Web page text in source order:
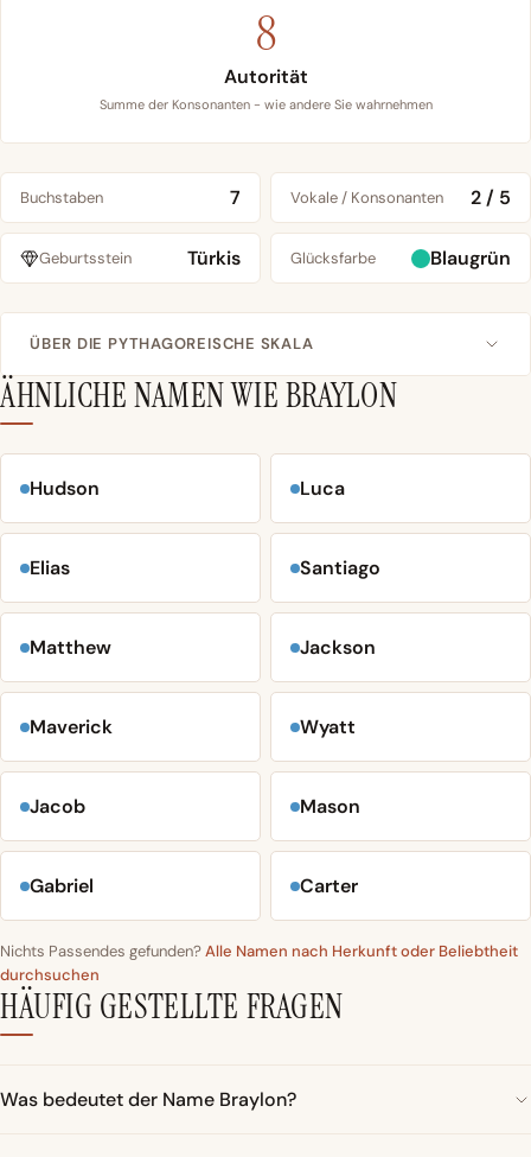
8
Autorität
Summe der Konsonanten - wie andere Sie wahrnehmen
Buchstaben 7 Vokale / Konsonanten 2 / 5
Geburtsstein Türkis Glücksfarbe Blaugrün
ÜBER DIE PYTHAGOREISCHE SKALA
ÄHNLICHE NAMEN WIE BRAYLON
Hudson Luca
Elias Santiago
Matthew Jackson
Maverick Wyatt
Jacob Mason
Gabriel Carter
Nichts Passendes gefunden?Alle Namen nach Herkunft oder Beliebtheit
durchsuchen
HÄUFIG GESTELLTE FRAGEN
Was bedeutet der Name Braylon?